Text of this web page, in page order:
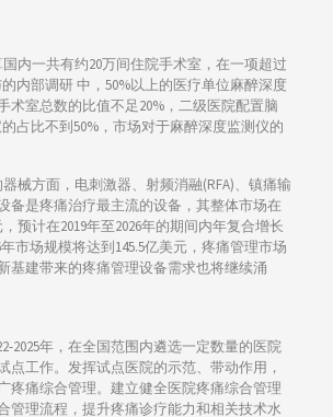
国内一共有约20万间住院手术室，在一项超过
内部调研 中，50%以上的医疗单位麻醉深度
术室总数的比值不足20%，二级医院配置脑
占比不到50%，市场对于麻醉深度监测仪的
器械方面，电刺激器、射频消融(RFA)、镇痛输
备是疼痛治疗最主流的设备，其整体市场在
，预计在2019年至2026年的期间内年复合增长
年市场规模将达到145.5亿美元，疼痛管理市场
基建带来的疼痛管理设备需求也将继续涌
2025年，在全国范围内遴选一定数量的医院
点工作。发挥试点医院的示范、带动作用，
疼痛综合管理。建立健全医院疼痛综合管理
管理流程，提升疼痛诊疗能力和相关技术水